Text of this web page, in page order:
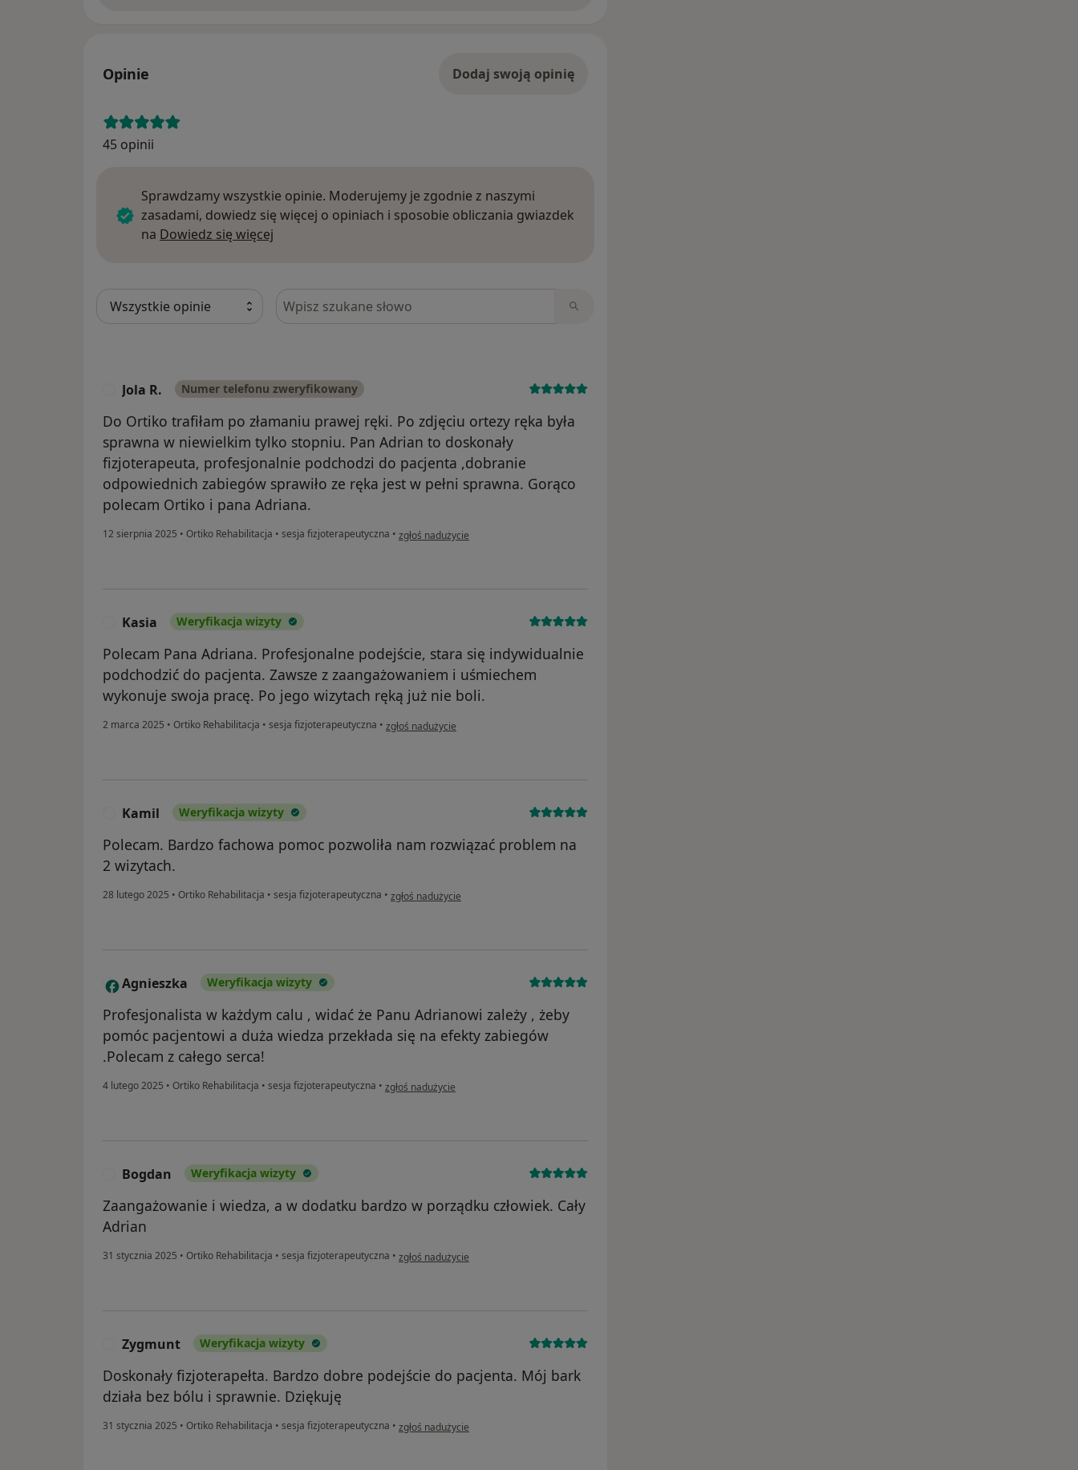
Opinie Dodaj swoją opinię
45 opinii
Sprawdzamy wszystkie opinie. Moderujemy je zgodnie z naszymi
zasadami, dowiedz się więcej o opiniach i sposobie obliczania gwiazdek
na Dowiedz się więcej
Szukaj w opiniach
Jola R. Numer telefonu zweryfikowany
Do Ortiko trafiłam po złamaniu prawej ręki. Po zdjęciu ortezy ręka była
sprawna w niewielkim tylko stopniu. Pan Adrian to doskonały
fizjoterapeuta, profesjonalnie podchodzi do pacjenta ,dobranie
odpowiednich zabiegów sprawiło ze ręka jest w pełni sprawna. Gorąco
polecam Ortiko i pana Adriana.
12 sierpnia 2025 • Ortiko Rehabilitacja • sesja fizjoterapeutyczna • w opinii użytkownika Jola R.
zgłoś nadużycie
Kasia Weryfikacja wizyty
Polecam Pana Adriana. Profesjonalne podejście, stara się indywidualnie
podchodzić do pacjenta. Zawsze z zaangażowaniem i uśmiechem
wykonuje swoja pracę. Po jego wizytach ręką już nie boli.
2 marca 2025 • Ortiko Rehabilitacja • sesja fizjoterapeutyczna • w opinii użytkownika Kasia
zgłoś nadużycie
Kamil Weryfikacja wizyty
Polecam. Bardzo fachowa pomoc pozwoliła nam rozwiązać problem na
2 wizytach.
28 lutego 2025 • Ortiko Rehabilitacja • sesja fizjoterapeutyczna • w opinii użytkownika Kamil
zgłoś nadużycie
A Agnieszka Weryfikacja wizyty
Profesjonalista w każdym calu , widać że Panu Adrianowi zależy , żeby
pomóc pacjentowi a duża wiedza przekłada się na efekty zabiegów
.Polecam z całego serca!
4 lutego 2025 • Ortiko Rehabilitacja • sesja fizjoterapeutyczna • w opinii użytkownika Agnieszka
zgłoś nadużycie
Bogdan Weryfikacja wizyty
Zaangażowanie i wiedza, a w dodatku bardzo w porządku człowiek. Cały
Adrian
31 stycznia 2025 • Ortiko Rehabilitacja • sesja fizjoterapeutyczna • w opinii użytkownika Bogdan
zgłoś nadużycie
Zygmunt Weryfikacja wizyty
Doskonały fizjoterapełta. Bardzo dobre podejście do pacjenta. Mój bark
działa bez bólu i sprawnie. Dziękuję
31 stycznia 2025 • Ortiko Rehabilitacja • sesja fizjoterapeutyczna • w opinii użytkownika Zygmunt
zgłoś nadużycie